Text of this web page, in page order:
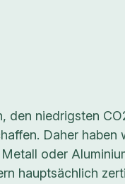
den niedrigsten
Daher haben
oder
hauptsächlich